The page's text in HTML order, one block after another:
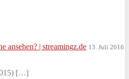
ansehen? | streamingz.de 13. Juli 2016
[…]